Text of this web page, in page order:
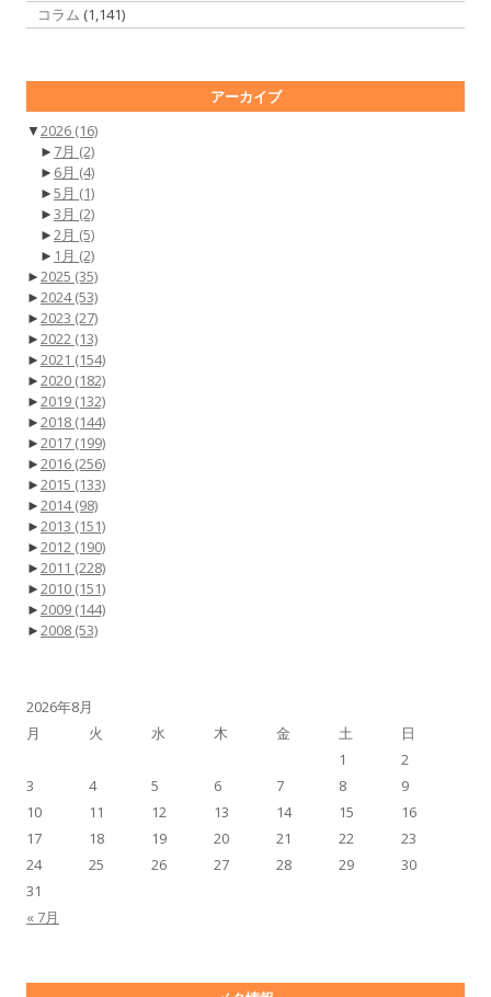
コラム (1,141)
アーカイブ
▼2026 (16)
► 7月 (2)
► 6月 (4)
►5月 (1)
►3月 (2)
►2月 (5)
► 1月 (2)
►2025 (35)
►2024(53)
►2023 (27)
►2022 (13)
►2021 (154)
►2020 (182)
►2019 (132)
►2018 (144)
►2017 (199)
►2016 (256)
►2015 (133)
►2014(98)
►2013 (151)
►2012 (190)
►2011 (228)
►2010 (151)
►2009 (144)
►2008 (53)
2026年8月
月
火 水 木 金 土 日
« 7月
1
2
3
4 5 6 7 8
9
10
11 12 13 14 15
16
17
18 19 20 21 22
23
24
25 26 27 28 29
30
31